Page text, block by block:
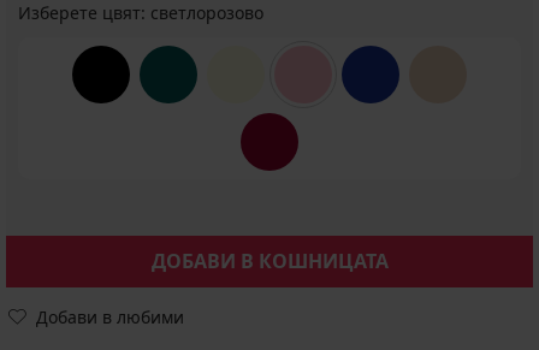
Изберете цвят: светлорозово
ДОБАВИ В КОШНИЦАТА
Добави в любими